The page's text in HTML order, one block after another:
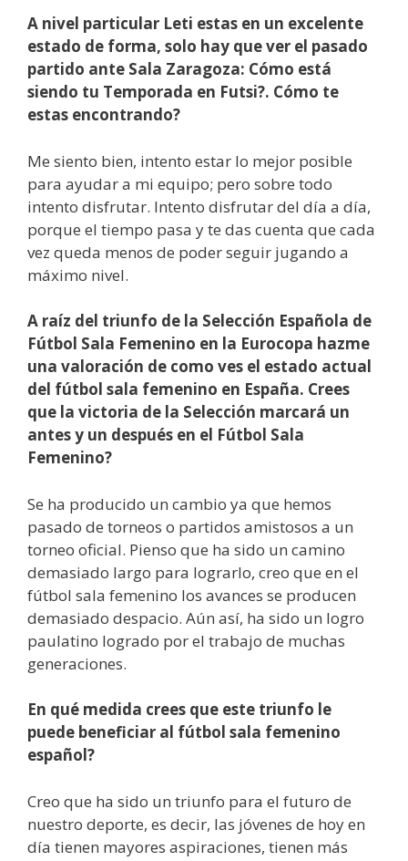
A nivel particular Leti estas en un excelente
estado de forma, solo hay que ver el pasado
partido ante Sala Zaragoza: Cómo está
siendo tu Temporada en Futsi?. Cómo te
estas encontrando?
Me siento bien, intento estar lo mejor posible
para ayudar a mi equipo; pero sobre todo
intento disfrutar. Intento disfrutar del día a día,
porque el tiempo pasa y te das cuenta que cada
vez queda menos de poder seguir jugando a
máximo nivel.
A raíz del triunfo de la Selección Española de
Fútbol Sala Femenino en la Eurocopa hazme
una valoración de como ves el estado actual
del fútbol sala femenino en España. Crees
que la victoria de la Selección marcará un
antes y un después en el Fútbol Sala
Femenino?
Se ha producido un cambio ya que hemos
pasado de torneos o partidos amistosos a un
torneo oficial. Pienso que ha sido un camino
demasiado largo para lograrlo, creo que en el
fútbol sala femenino los avances se producen
demasiado despacio. Aún así, ha sido un logro
paulatino logrado por el trabajo de muchas
generaciones.
En qué medida crees que este triunfo le
puede beneficiar al fútbol sala femenino
español?
Creo que ha sido un triunfo para el futuro de
nuestro deporte, es decir, las jóvenes de hoy en
día tienen mayores aspiraciones, tienen más